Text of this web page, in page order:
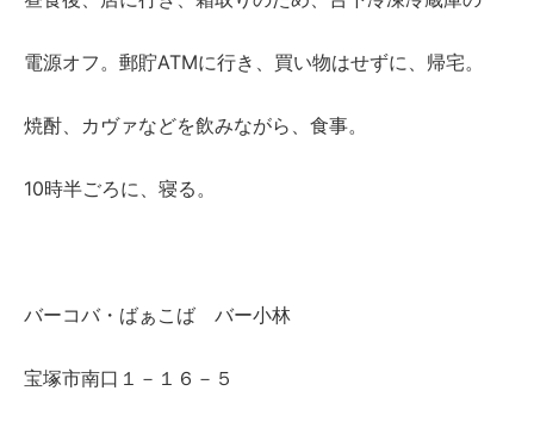
電源オフ。郵貯ATMに行き、買い物はせずに、帰宅。
焼酎、カヴァなどを飲みながら、食事。
10時半ごろに、寝る。
バーコバ・ばぁこば バー小林
宝塚市南口１－１６－５